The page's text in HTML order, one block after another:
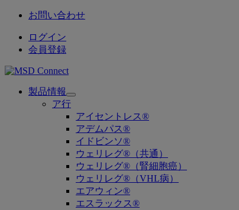
お問い合わせ
ログイン
会員登録
製品情報
Open
submenu
ア行
アイセントレス®
アデムパス®
イドビンソ®
ウェリレグ®（共通）
ウェリレグ®（腎細胞癌）
ウェリレグ®（VHL病）
エアウィン®
エスラックス®